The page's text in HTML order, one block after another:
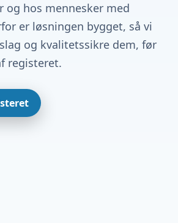
og hos mennesker med
er løsningen bygget, så vi
og kvalitetssikre dem, før
registeret.